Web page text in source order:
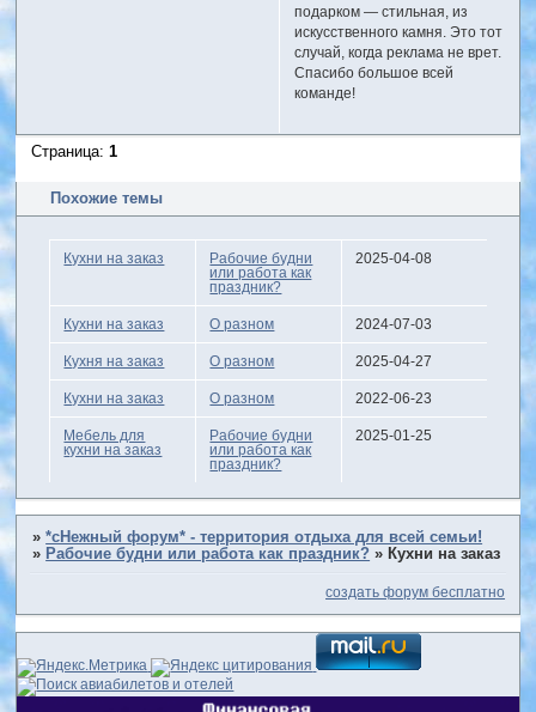
подарком — стильная, из
искусственного камня. Это тот
случай, когда реклама не врет.
Спасибо большое всей
команде!
Страница:1
Похожие темы
Кухни на заказ
Рабочие будни
или работа как
праздник?
2025-04-08
Кухни на заказ О разном 2024-07-03
Кухня на заказ О разном 2025-04-27
Кухни на заказ О разном 2022-06-23
Мебель для
кухни на заказ
Рабочие будни
или работа как
праздник?
2025-01-25
»*сНежный форум* - территория отдыха для всей семьи!
» Рабочие будни или работа как праздник? » Кухни на заказ
создать форум бесплатно